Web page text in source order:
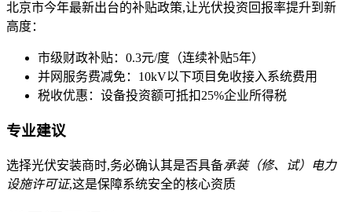
北京市今年最新出台的补贴政策,让光伏投资回报率提升到新
高度：
市级财政补贴：0.3元/度（连续补贴5年）
并网服务费减免：10kV以下项目免收接入系统费用
税收优惠：设备投资额可抵扣25%企业所得税
专业建议
选择光伏安装商时,务必确认其是否具备承装（修、试）电力
设施许可证,这是保障系统安全的核心资质